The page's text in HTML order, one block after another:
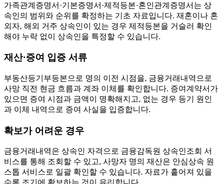
가족관계증명서·기본증명서·제적등본·혼인관계증명서는 상
속인의 범위와 순위를 확정하는 기초 자료입니다. 재혼이나 혼
외자, 해외 거주 상속인이 있는 경우 제적등본을 거슬러 확인
해야 누락 없이 상속인을 특정할 수 있습니다.
재산·증여 입증 서류
부동산등기부등본으로 명의 이전 시점을, 금융거래내역으로
사망 직전 현금 흐름과 계좌 이체를 확인합니다. 증여계약서가
있으면 증여 시점과 금액이 명확해지고, 없는 경우 등기 원인
과 이체 내역으로 증여 사실을 입증합니다.
확보가 어려운 경우
금융거래내역은 상속인 자격으로 금융감독원 상속인조회 서
비스를 통해 조회할 수 있고, 사망자 명의 재산은 안심상속 원
스톱 서비스로 일괄 확인할 수 있습니다. 자료가 흩어져 있을